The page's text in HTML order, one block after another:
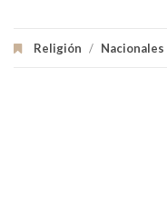
Religión / Nacionales